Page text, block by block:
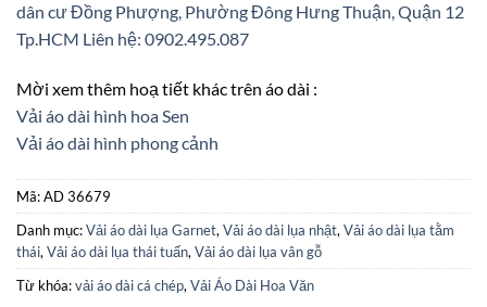
dân cư Đồng Phượng, Phường Đông Hưng Thuận, Quận 12
Tp.HCM Liên hệ: 0902.495.087
Mời xem thêm hoạ tiết khác trên áo dài :
Vải áo dài hình hoa Sen
Vải áo dài hình phong cảnh
Mã:AD 36679
Danh mục:Vải áo dài lụa Garnet, Vải áo dài lụa nhật, Vải áo dài lụa tằm
thái, Vải áo dài lụa thái tuấn, Vải áo dài lụa vân gỗ
Từ khóa:vải áo dài cá chép, Vải Áo Dài Hoa Văn